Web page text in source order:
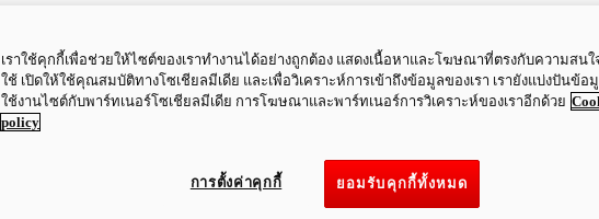
เราใช้คุกกี้เพื่อช่วยให้ไซต์ของเราทำงานได้อย่างถูกต้อง แสดงเนื้อหาและโฆษณาที่ตรงกับความสนใ
ใช้ เปิดให้ใช้คุณสมบัติทางโซเชียลมีเดีย และเพื่อวิเคราะห์การเข้าถึงข้อมูลของเรา เรายังแบ่งปันข้อ
ใช้งานไซต์กับพาร์ทเนอร์โซเชียลมีเดีย การโฆษณาและพาร์ทเนอร์การวิเคราะห์ของเราอีกด้วย
policy
ยอมรับคุกกี้ทั้งหมด
การตั้งค่าคุกกี้